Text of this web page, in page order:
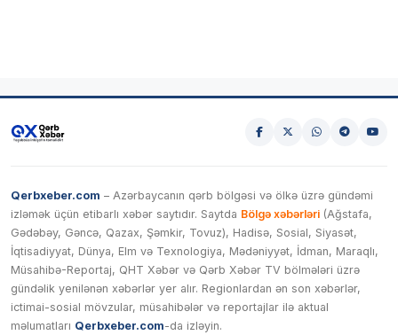
Qerbxeber.com – Azərbaycanın qərb bölgəsi və ölkə üzrə gündəmi
izləmək üçün etibarlı xəbər saytıdır. Saytda Bölgə xəbərləri (Ağstafa,
Gədəbəy, Gəncə, Qazax, Şəmkir, Tovuz), Hadisə, Sosial, Siyasət,
İqtisadiyyat, Dünya, Elm və Texnologiya, Mədəniyyət, İdman, Maraqlı,
Müsahibə-Reportaj, QHT Xəbər və Qərb Xəbər TV bölmələri üzrə
gündəlik yenilənən xəbərlər yer alır. Regionlardan ən son xəbərlər,
ictimai-sosial mövzular, müsahibələr və reportajlar ilə aktual
məlumatları Qerbxeber.com-da izləyin.